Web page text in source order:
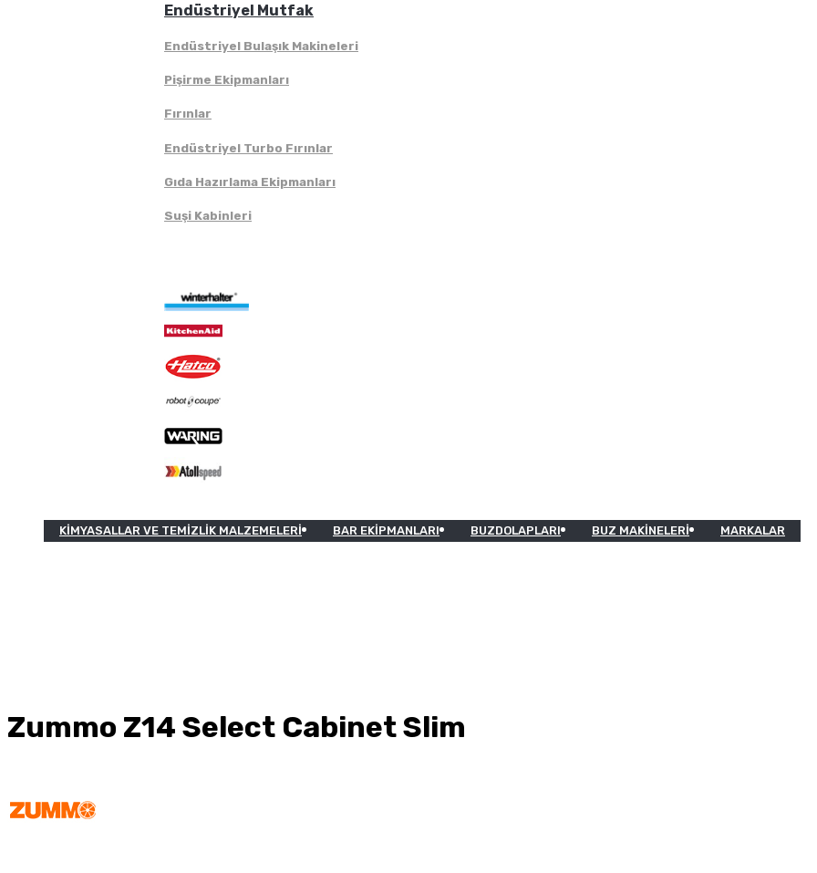
Endüstriyel Mutfak
Endüstriyel Bulaşık Makineleri
Pişirme Ekipmanları
Fırınlar
Endüstriyel Turbo Fırınlar
Gıda Hazırlama Ekipmanları
Suşi Kabinleri
KIMYASALLAR VE TEMIZLIK MALZEMELERI BAR EKIPMANLARI BUZDOLAPLARI BUZ MAKINELERI MARKALAR
Zummo Z14 Select Cabinet Slim